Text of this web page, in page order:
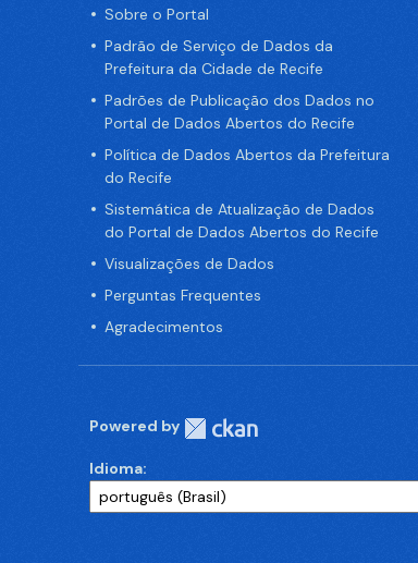
Sobre o Portal
Padrão de Serviço de Dados da
Prefeitura da Cidade de Recife
Padrões de Publicação dos Dados no
Portal de Dados Abertos do Recife
Política de Dados Abertos da Prefeitura
do Recife
Sistemática de Atualização de Dados
do Portal de Dados Abertos do Recife
Visualizações de Dados
Perguntas Frequentes
Agradecimentos
Powered by
Idioma